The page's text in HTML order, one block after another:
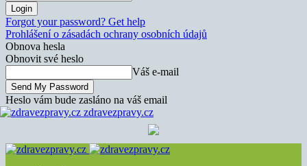
Forgot your password? Get help
Prohlášení o zásadách ochrany osobních údajů
Obnova hesla
Obnovit své heslo
Váš e-mail
Heslo vám bude zasláno na váš email
zdravezpravy.cz